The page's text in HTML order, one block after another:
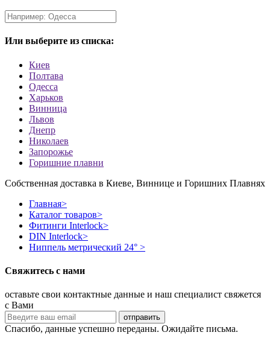
Или выберите из списка:
Киев
Полтава
Одесса
Харьков
Винница
Львов
Днепр
Николаев
Запорожье
Горишние плавни
Собственная доставка в Киеве, Виннице и Горишних Плавнях
Главная>
Каталог товаров>
Фитинги Interlock>
DIN Interlock>
Ниппель метрический 24° >
Свяжитесь с нами
оставьте свои контактные данные и наш специалист свяжется
с Вами
Спасибо, данные успешно переданы. Ожидайте письма.